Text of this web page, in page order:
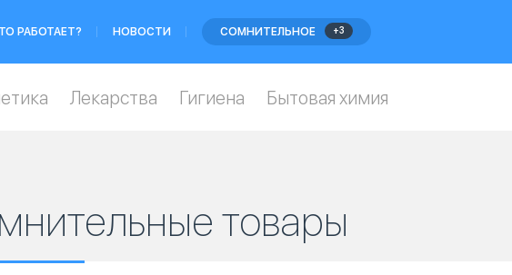
РАБОТАЕТ? НОВОСТИ СОМНИТЕЛЬНОЕ +3
Лекарства Гигиена Бытовая химия
товары